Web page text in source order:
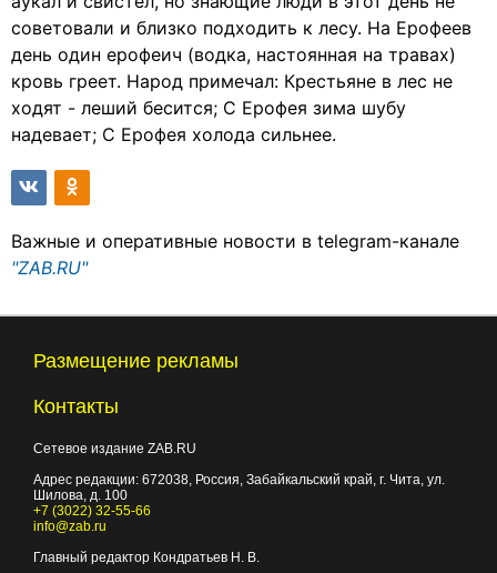
советовали и близко подходить к лесу. На Ерофеев
день один ерофеич (водка, настоянная на травах)
кровь греет. Народ примечал: Крестьяне в лес не
ходят - леший бесится; С Ерофея зима шубу
надевает; С Ерофея холода сильнее.
Важные и оперативные новости в telegram-канале
"ZAB.RU"
Размещение рекламы
Контакты
Сетевое издание ZAB.RU
Адрес редакции: 672038, Россия, Забайкальский край, г. Чита, ул.
Шилова, д. 100
+7 (3022) 32-55-66
info@zab.ru
Главный редактор Кондратьев Н. В.